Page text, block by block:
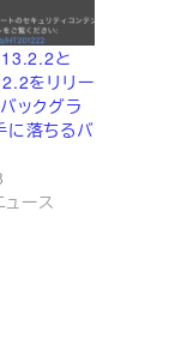
と
をリリー
ックグラ
に落ちるバ
ース